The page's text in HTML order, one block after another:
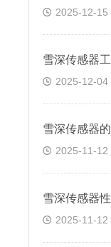
2025-12-15
2025-12-04
2025-11-12
2025-11-12